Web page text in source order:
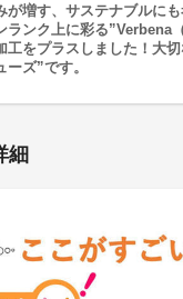
が増す、サステナブルに
ランク上に彩る”Verbena
工をプラスしました！大
ズ”です。
細